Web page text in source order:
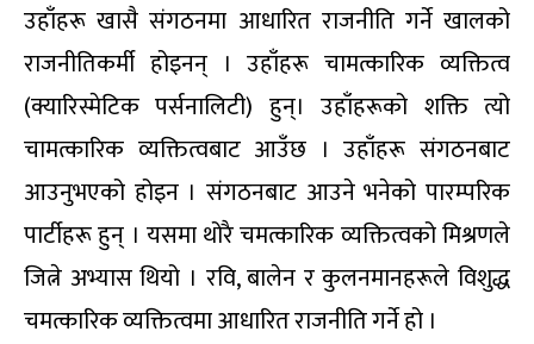
उहाँहरू खासै संगठनमा आधारित राजनीति गर्ने खालको
राजनीतिकर्मी होइनन् । उहाँहरू चामत्कारिक व्यक्तित्व
(क्यारिस्मेटिक पर्सनालिटी) हुन्। उहाँहरूको शक्ति त्यो
चामत्कारिक व्यक्तित्वबाट आउँछ । उहाँहरू संगठनबाट
आउनुभएको होइन । संगठनबाट आउने भनेको पारम्परिक
पार्टीहरू हुन् । यसमा थोरै चमत्कारिक व्यक्तित्वको मिश्रणले
जित्ने अभ्यास थियो । रवि, बालेन र कुलनमानहरूले विशुद्ध
चमत्कारिक व्यक्तित्वमा आधारित राजनीति गर्ने हो ।